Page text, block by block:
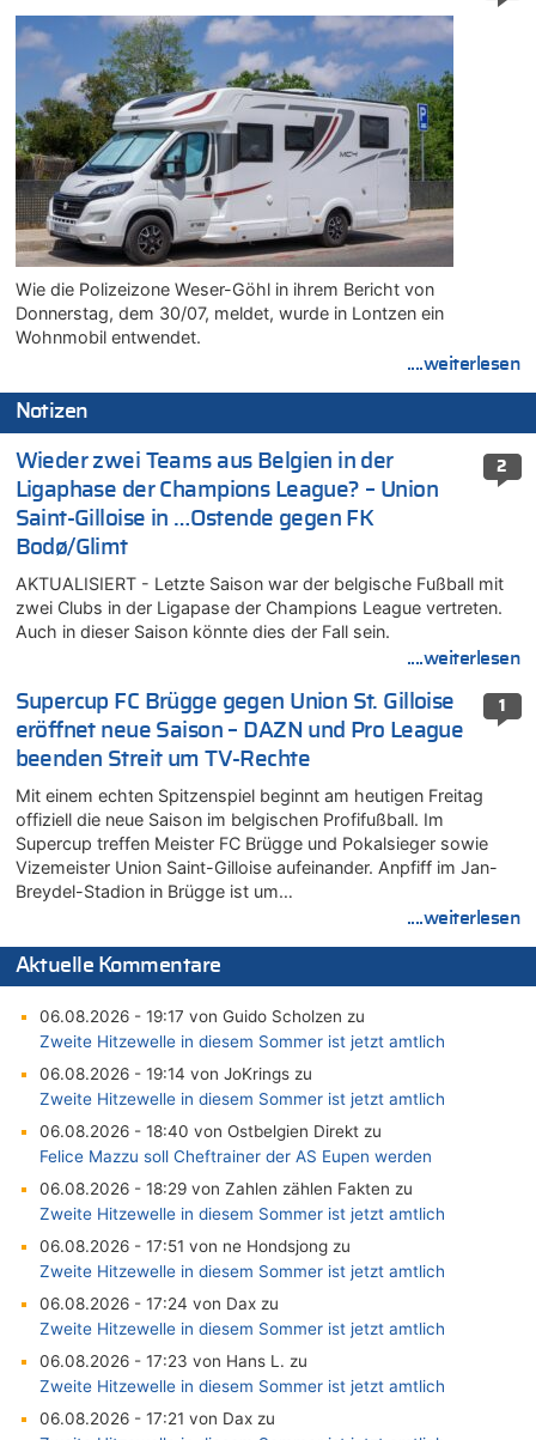
Wie die Polizeizone Weser-Göhl in ihrem Bericht von
Donnerstag, dem 30/07, meldet, wurde in Lontzen ein
Wohnmobil entwendet.
....weiterlesen
Notizen
2
Wieder zwei Teams aus Belgien in der
Ligaphase der Champions League? – Union
Saint-Gilloise in …Ostende gegen FK
Bodø/Glimt
AKTUALISIERT - Letzte Saison war der belgische Fußball mit
zwei Clubs in der Ligapase der Champions League vertreten.
Auch in dieser Saison könnte dies der Fall sein.
....weiterlesen
1
Supercup FC Brügge gegen Union St. Gilloise
eröffnet neue Saison – DAZN und Pro League
beenden Streit um TV-Rechte
Mit einem echten Spitzenspiel beginnt am heutigen Freitag
offiziell die neue Saison im belgischen Profifußball. Im
Supercup treffen Meister FC Brügge und Pokalsieger sowie
Vizemeister Union Saint-Gilloise aufeinander. Anpfiff im Jan-
Breydel-Stadion in Brügge ist um…
....weiterlesen
Aktuelle Kommentare
06.08.2026 - 19:17 von Guido Scholzen zu
Zweite Hitzewelle in diesem Sommer ist jetzt amtlich
06.08.2026 - 19:14 von JoKrings zu
Zweite Hitzewelle in diesem Sommer ist jetzt amtlich
06.08.2026 - 18:40 von Ostbelgien Direkt zu
Felice Mazzu soll Cheftrainer der AS Eupen werden
06.08.2026 - 18:29 von Zahlen zählen Fakten zu
Zweite Hitzewelle in diesem Sommer ist jetzt amtlich
06.08.2026 - 17:51 von ne Hondsjong zu
Zweite Hitzewelle in diesem Sommer ist jetzt amtlich
06.08.2026 - 17:24 von Dax zu
Zweite Hitzewelle in diesem Sommer ist jetzt amtlich
06.08.2026 - 17:23 von Hans L. zu
Zweite Hitzewelle in diesem Sommer ist jetzt amtlich
06.08.2026 - 17:21 von Dax zu